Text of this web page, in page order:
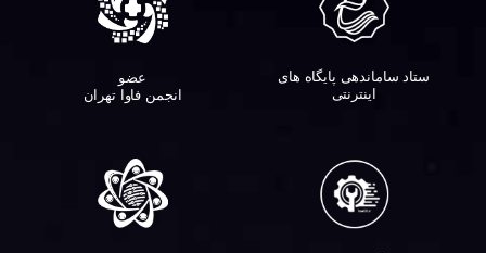
ستاد ساماندهی پایگاه های
اینترنتی
عضو
انجمن فاوا تهران